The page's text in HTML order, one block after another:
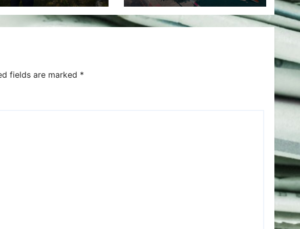
de alții.
fields are marked *